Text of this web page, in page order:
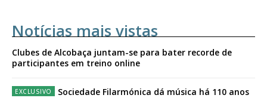
Notícias mais vistas
Clubes de Alcobaça juntam-se para bater recorde de
participantes em treino online
Sociedade Filarmónica dá música há 110 anos